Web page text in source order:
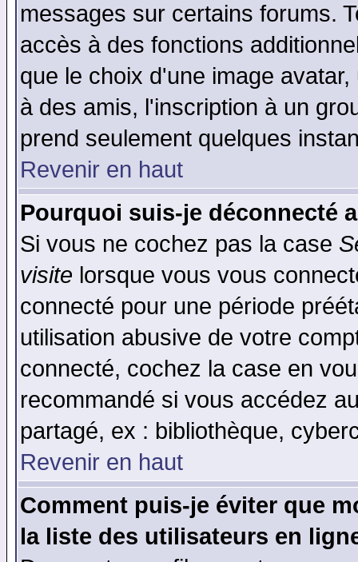
messages sur certains forums.
accès à des fonctions
que le choix d'une image
à des amis, l'inscription à un
prend seulement quelques
Revenir en haut
Pourquoi suis-je déconnecté
Si vous ne cochez pas la case
visite lorsque vous vous
connecté pour une période
utilisation abusive de votre
connecté, cochez la case en
recommandé si vous accédez
partagé, ex : bibliothèque,
Revenir en haut
Comment puis-je éviter que
la liste des utilisateurs en